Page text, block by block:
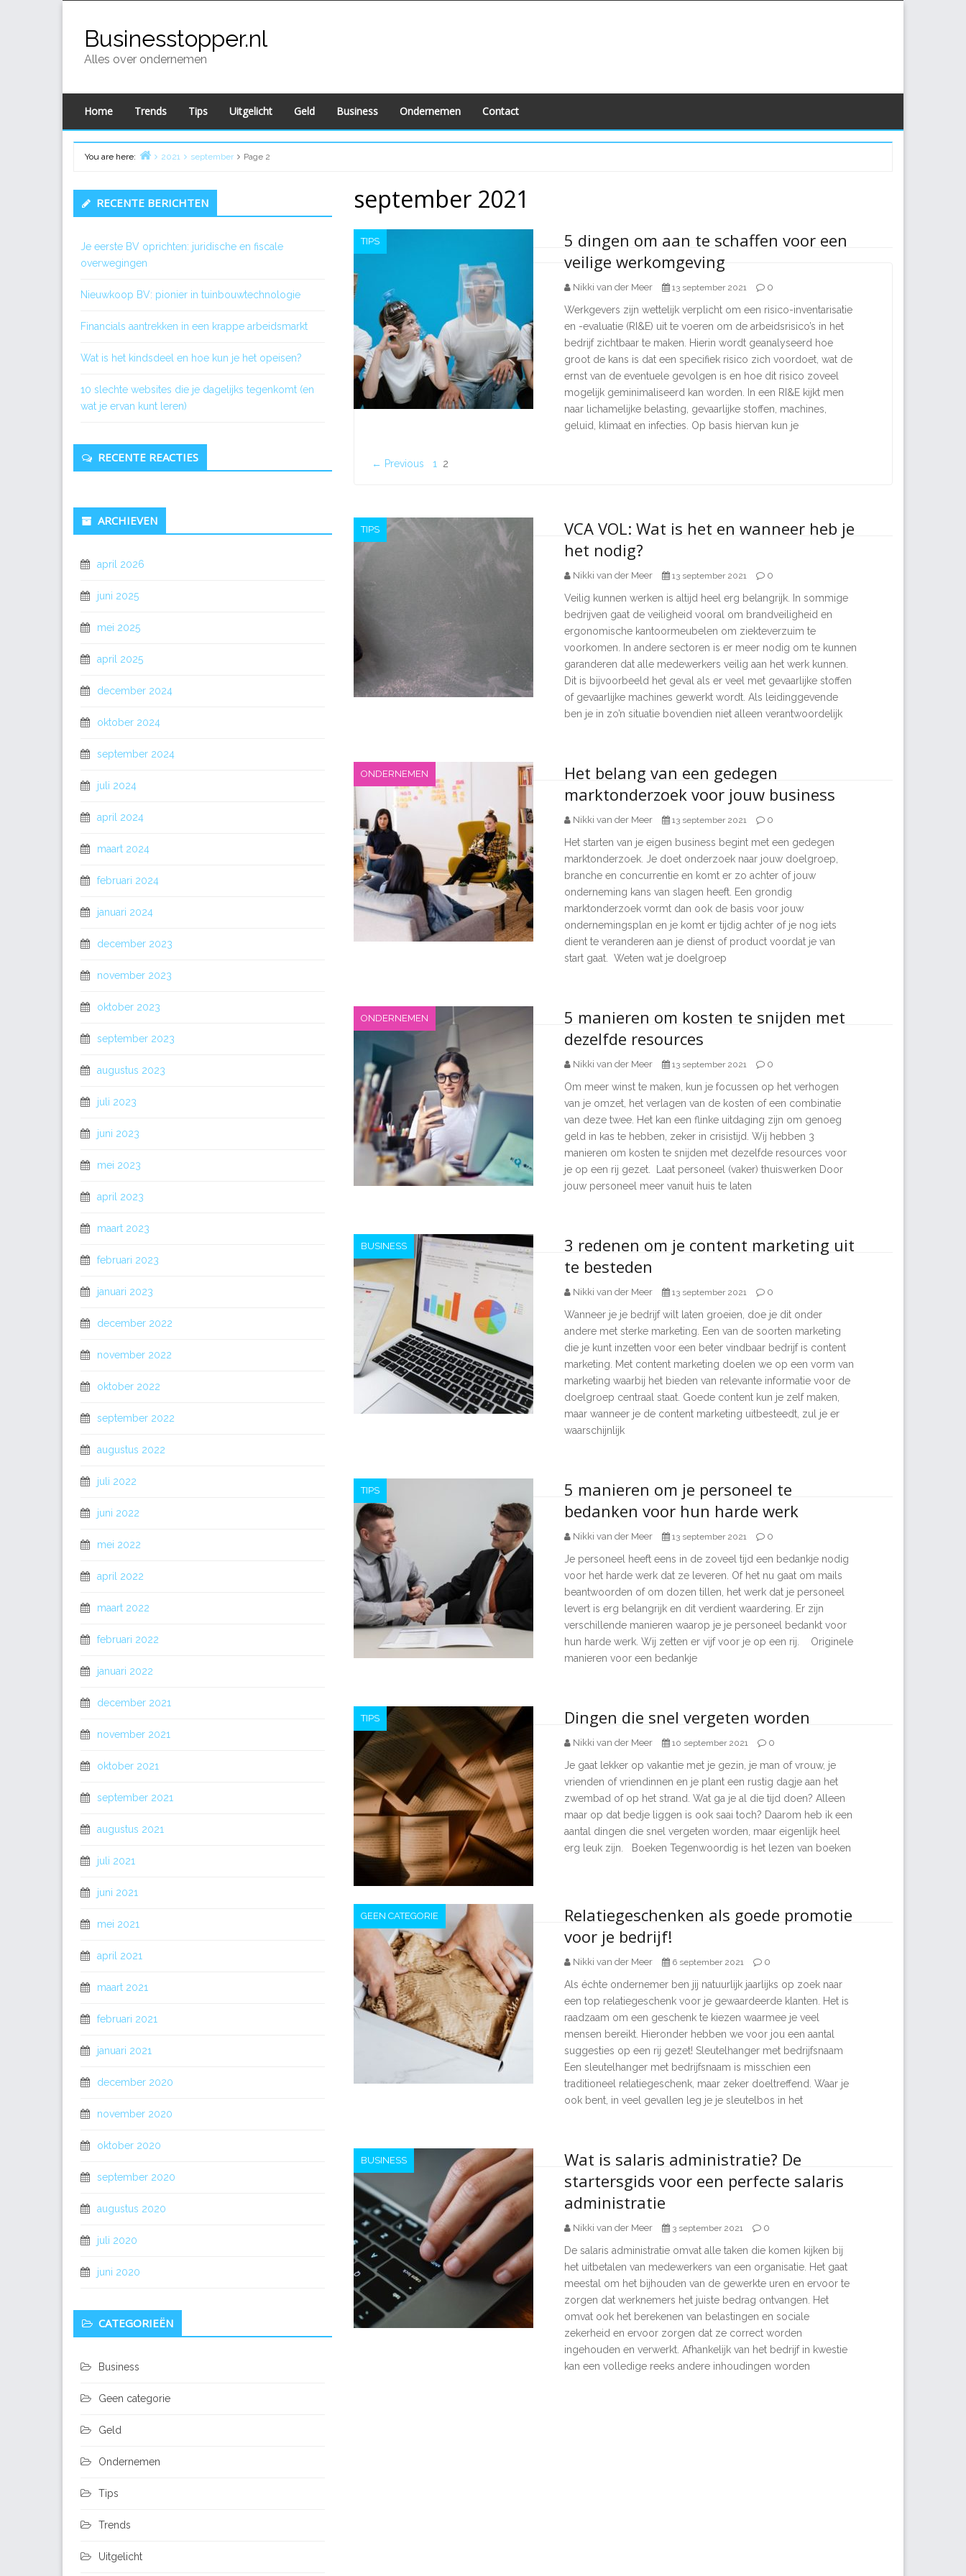
contentBusinesstopper.nl
Alles over ondernemen
Home Trends Tips Uitgelicht Geld Business Ondernemen Contact
You are here:
2021 september Page 2
Primary
Sidebar
RECENTE BERICHTEN
Je eerste BV oprichten: juridische en fiscale
overwegingen
Nieuwkoop BV: pionier in tuinbouwtechnologie
Financials aantrekken in een krappe arbeidsmarkt
Wat is het kindsdeel en hoe kun je het opeisen?
10 slechte websites die je dagelijks tegenkomt (en
wat je ervan kunt leren)
RECENTE REACTIES
ARCHIEVEN
april 2026
juni 2025
mei 2025
april 2025
december 2024
oktober 2024
september 2024
juli 2024
april 2024
maart 2024
februari 2024
januari 2024
december 2023
november 2023
oktober 2023
september 2023
augustus 2023
juli 2023
juni 2023
mei 2023
april 2023
maart 2023
februari 2023
januari 2023
december 2022
november 2022
oktober 2022
september 2022
augustus 2022
juli 2022
juni 2022
mei 2022
april 2022
maart 2022
februari 2022
januari 2022
december 2021
november 2021
oktober 2021
september 2021
augustus 2021
juli 2021
juni 2021
mei 2021
april 2021
maart 2021
februari 2021
januari 2021
december 2020
november 2020
oktober 2020
september 2020
augustus 2020
juli 2020
juni 2020
CATEGORIEËN
Business
Geen categorie
Geld
Ondernemen
Tips
Trends
Uitgelicht
september 2021
TIPS
5 dingen om aan te schaffen voor een
veilige werkomgeving
Nikki van der Meer 13 september 2021 0
Werkgevers zijn wettelijk verplicht om een risico-inventarisatie
en -evaluatie (RI&E) uit te voeren om de arbeidsrisico’s in het
bedrijf zichtbaar te maken. Hierin wordt geanalyseerd hoe
groot de kans is dat een specifiek risico zich voordoet, wat de
ernst van de eventuele gevolgen is en hoe dit risico zoveel
mogelijk geminimaliseerd kan worden. In een RI&E kijkt men
naar lichamelijke belasting, gevaarlijke stoffen, machines,
geluid, klimaat en infecties. Op basis hiervan kun je
Berichten
paginering
← Previous 1 2
TIPS
VCA VOL: Wat is het en wanneer heb je
het nodig?
Nikki van der Meer 13 september 2021 0
Veilig kunnen werken is altijd heel erg belangrijk. In sommige
bedrijven gaat de veiligheid vooral om brandveiligheid en
ergonomische kantoormeubelen om ziekteverzuim te
voorkomen. In andere sectoren is er meer nodig om te kunnen
garanderen dat alle medewerkers veilig aan het werk kunnen.
Dit is bijvoorbeeld het geval als er veel met gevaarlijke stoffen
of gevaarlijke machines gewerkt wordt. Als leidinggevende
ben je in zo’n situatie bovendien niet alleen verantwoordelijk
ONDERNEMEN
Het belang van een gedegen
marktonderzoek voor jouw business
Nikki van der Meer 13 september 2021 0
Het starten van je eigen business begint met een gedegen
marktonderzoek. Je doet onderzoek naar jouw doelgroep,
branche en concurrentie en komt er zo achter of jouw
onderneming kans van slagen heeft. Een grondig
marktonderzoek vormt dan ook de basis voor jouw
ondernemingsplan en je komt er tijdig achter of je nog iets
dient te veranderen aan je dienst of product voordat je van
start gaat. Weten wat je doelgroep
ONDERNEMEN
5 manieren om kosten te snijden met
dezelfde resources
Nikki van der Meer 13 september 2021 0
Om meer winst te maken, kun je focussen op het verhogen
van je omzet, het verlagen van de kosten of een combinatie
van deze twee. Het kan een flinke uitdaging zijn om genoeg
geld in kas te hebben, zeker in crisistijd. Wij hebben 3
manieren om kosten te snijden met dezelfde resources voor
je op een rij gezet. Laat personeel (vaker) thuiswerken Door
jouw personeel meer vanuit huis te laten
BUSINESS
3 redenen om je content marketing uit
te besteden
Nikki van der Meer 13 september 2021 0
Wanneer je je bedrijf wilt laten groeien, doe je dit onder
andere met sterke marketing. Een van de soorten marketing
die je kunt inzetten voor een beter vindbaar bedrijf is content
marketing. Met content marketing doelen we op een vorm van
marketing waarbij het bieden van relevante informatie voor de
doelgroep centraal staat. Goede content kun je zelf maken,
maar wanneer je de content marketing uitbesteedt, zul je er
waarschijnlijk
TIPS
5 manieren om je personeel te
bedanken voor hun harde werk
Nikki van der Meer 13 september 2021 0
Je personeel heeft eens in de zoveel tijd een bedankje nodig
voor het harde werk dat ze leveren. Of het nu gaat om mails
beantwoorden of om dozen tillen, het werk dat je personeel
levert is erg belangrijk en dit verdient waardering. Er zijn
verschillende manieren waarop je je personeel bedankt voor
hun harde werk. Wij zetten er vijf voor je op een rij. Originele
manieren voor een bedankje
TIPS Dingen die snel vergeten worden
Nikki van der Meer 10 september 2021 0
Je gaat lekker op vakantie met je gezin, je man of vrouw, je
vrienden of vriendinnen en je plant een rustig dagje aan het
zwembad of op het strand. Wat ga je al die tijd doen? Alleen
maar op dat bedje liggen is ook saai toch? Daarom heb ik een
aantal dingen die snel vergeten worden, maar eigenlijk heel
erg leuk zijn. Boeken Tegenwoordig is het lezen van boeken
GEEN CATEGORIE
Relatiegeschenken als goede promotie
voor je bedrijf!
Nikki van der Meer 6 september 2021 0
Als échte ondernemer ben jij natuurlijk jaarlijks op zoek naar
een top relatiegeschenk voor je gewaardeerde klanten. Het is
raadzaam om een geschenk te kiezen waarmee je veel
mensen bereikt. Hieronder hebben we voor jou een aantal
suggesties op een rij gezet! Sleutelhanger met bedrijfsnaam
Een sleutelhanger met bedrijfsnaam is misschien een
traditioneel relatiegeschenk, maar zeker doeltreffend. Waar je
ook bent, in veel gevallen leg je je sleutelbos in het
BUSINESS
Wat is salaris administratie? De
startersgids voor een perfecte salaris
administratie
Nikki van der Meer 3 september 2021 0
De salaris administratie omvat alle taken die komen kijken bij
het uitbetalen van medewerkers van een organisatie. Het gaat
meestal om het bijhouden van de gewerkte uren en ervoor te
zorgen dat werknemers het juiste bedrag ontvangen. Het
omvat ook het berekenen van belastingen en sociale
zekerheid en ervoor zorgen dat ze correct worden
ingehouden en verwerkt. Afhankelijk van het bedrijf in kwestie
kan een volledige reeks andere inhoudingen worden